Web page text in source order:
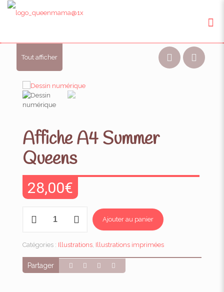
Tout afficher
Affiche A4 Summer
Queens
28,00€
Summer
Queens
Ajouter au panier
Catégories : Illustrations, Illustrations imprimées
Partager